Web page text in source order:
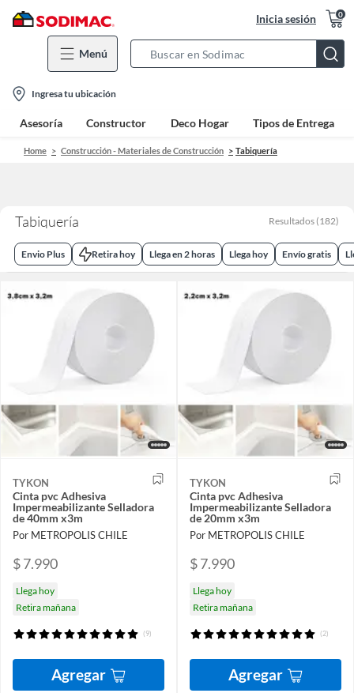
Inicia sesión 0
Menú
Bar
location-
icon
Ingresa tu ubicación
Asesoría Constructor Deco Hogar Tipos de Entrega
Home Construcción - Materiales de Construcción Tabiquería
Tabiquería Resultados (182)
Envio Plus Retira hoy Llega en 2 horas Llega hoy Envío gratis
TYKON
Cinta pvc Adhesiva
Impermeabilizante Selladora
de 40mm x3m
Por METROPOLIS CHILE
$ 7.990
Llega hoy
Retira mañana
(9)
Agregar
TYKON
Cinta pvc Adhesiva
Impermeabilizante Selladora
de 20mm x3m
Por METROPOLIS CHILE
$ 7.990
Llega hoy
Retira mañana
(2)
Agregar